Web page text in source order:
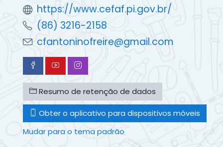
https://www.cefaf.pi.gov.br/
(86) 3216-2158
cfantoninofreire@gmail.com
Resumo de retenção de dados
Obter o aplicativo para dispositivos móveis
Mudar para o tema padrão